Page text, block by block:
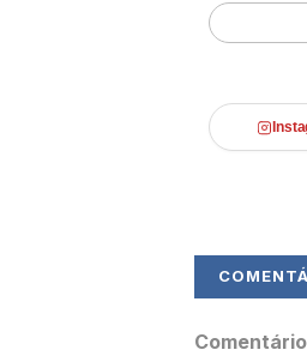
Comentário